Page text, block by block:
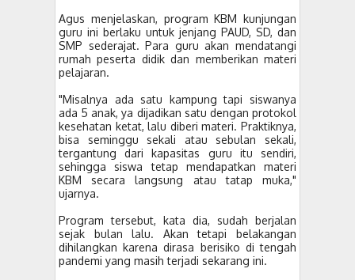
Agus menjelaskan, program KBM kunjungan
guru ini berlaku untuk jenjang PAUD, SD, dan
SMP sederajat. Para guru akan mendatangi
rumah peserta didik dan memberikan materi
pelajaran.
"Misalnya ada satu kampung tapi siswanya
ada 5 anak, ya dijadikan satu dengan protokol
kesehatan ketat, lalu diberi materi. Praktiknya,
bisa seminggu sekali atau sebulan sekali,
tergantung dari kapasitas guru itu sendiri,
sehingga siswa tetap mendapatkan materi
KBM secara langsung atau tatap muka,"
ujarnya.
Program tersebut, kata dia, sudah berjalan
sejak bulan lalu. Akan tetapi belakangan
dihilangkan karena dirasa berisiko di tengah
pandemi yang masih terjadi sekarang ini.